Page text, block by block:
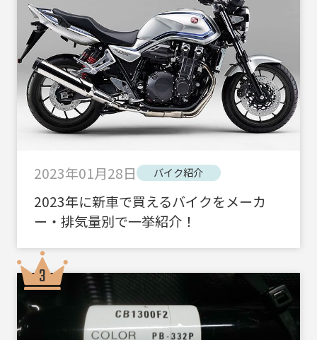
2023年01月28日 バイク紹介
2023年に新車で買えるバイクをメーカ
ー・排気量別で一挙紹介！